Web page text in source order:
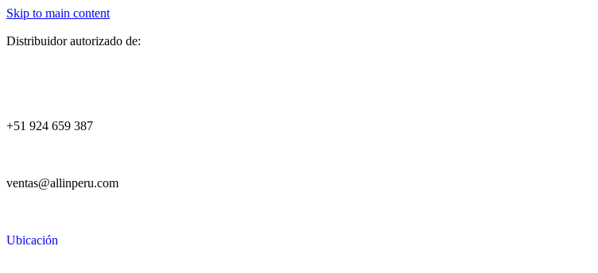
Skip to main content
Distribuidor autorizado de:
+51 924 659 387
ventas@allinperu.com
Ubicación